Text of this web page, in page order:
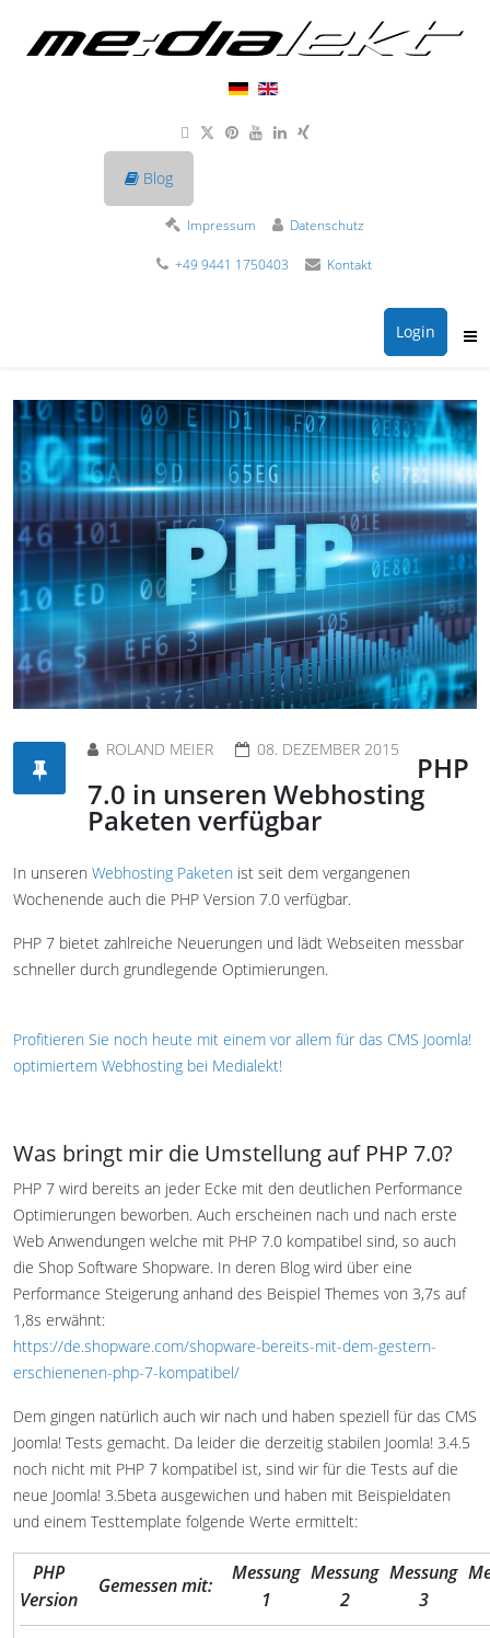
Blog
Impressum Datenschutz
+49 9441 1750403 Kontakt
Login
ROLAND MEIER 08. DEZEMBER 2015
PHP
7.0 in unseren Webhosting
Paketen verfügbar
In unseren Webhosting Paketen ist seit dem vergangenen
Wochenende auch die PHP Version 7.0 verfügbar.
PHP 7 bietet zahlreiche Neuerungen und lädt Webseiten messbar
schneller durch grundlegende Optimierungen.
Profitieren Sie noch heute mit einem vor allem für das CMS Joomla!
optimiertem Webhosting bei Medialekt!
Was bringt mir die Umstellung auf PHP 7.0?
PHP 7 wird bereits an jeder Ecke mit den deutlichen Performance
Optimierungen beworben. Auch erscheinen nach und nach erste
Web Anwendungen welche mit PHP 7.0 kompatibel sind, so auch
die Shop Software Shopware. In deren Blog wird über eine
Performance Steigerung anhand des Beispiel Themes von 3,7s auf
1,8s erwähnt:
https://de.shopware.com/shopware-bereits-mit-dem-gestern-
erschienenen-php-7-kompatibel/
Dem gingen natürlich auch wir nach und haben speziell für das CMS
Joomla! Tests gemacht. Da leider die derzeitig stabilen Joomla! 3.4.5
noch nicht mit PHP 7 kompatibel ist, sind wir für die Tests auf die
neue Joomla! 3.5beta ausgewichen und haben mit Beispieldaten
und einem Testtemplate folgende Werte ermittelt:
PHP
Version
Gemessen mit:
Messung
1
Messung
2
Messung
3